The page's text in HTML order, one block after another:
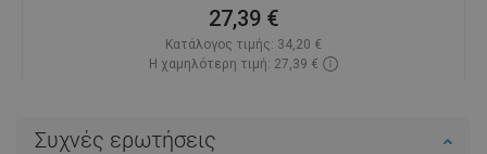
Συχνές ερωτήσεις
27,39 €
Κατάλογος τιμής: 34,20 €
Η χαμηλότερη τιμή: 27,39 €